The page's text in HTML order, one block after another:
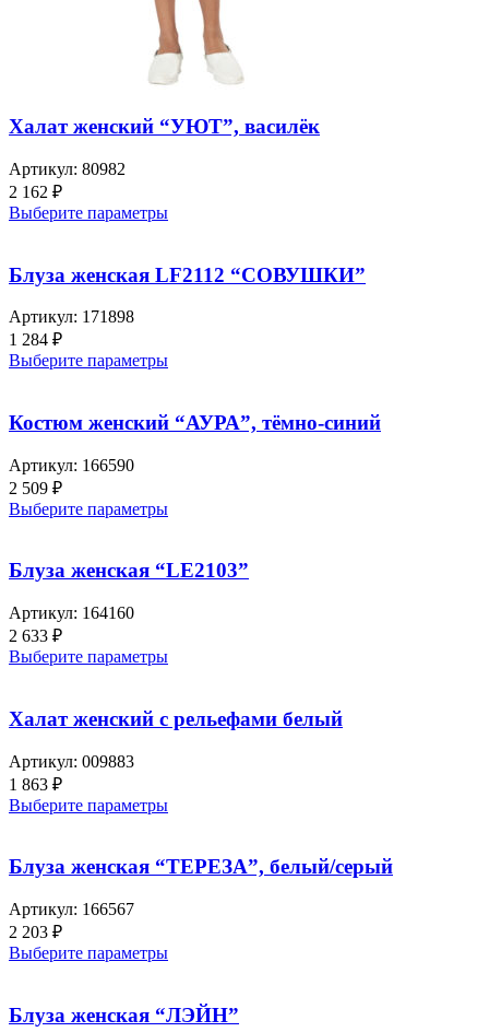
Халат женский “УЮТ”, василёк
Артикул: 80982
2 162 ₽
Выберите параметры
Блуза женская LF2112 “СОВУШКИ”
Артикул: 171898
1 284 ₽
Выберите параметры
Костюм женский “АУРА”, тёмно-синий
Артикул: 166590
2 509 ₽
Выберите параметры
Блуза женская “LE2103”
Артикул: 164160
2 633 ₽
Выберите параметры
Халат женский с рельефами белый
Артикул: 009883
1 863 ₽
Выберите параметры
Блуза женская “ТЕРЕЗА”, белый/серый
Артикул: 166567
2 203 ₽
Выберите параметры
Блуза женская “ЛЭЙН”